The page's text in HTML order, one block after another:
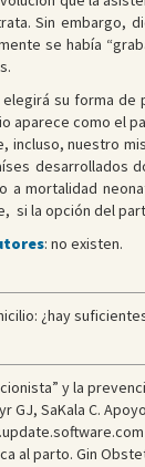
Sin embargo,
se había
su forma
aparece como el
incluso, nuestro
desarrollados
a mortalidad
si la opción del
: no existen.
¿hay
y la
GJ, SaKala C.
al parto. Gin